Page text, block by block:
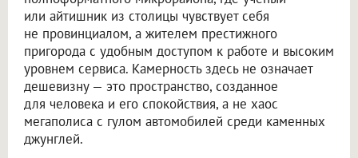
или айтишник из столицы чувствует себя
не провинциалом, а жителем престижного
пригорода с удобным доступом к работе и высоким
уровнем сервиса. Камерность здесь не означает
дешевизну — это пространство, созданное
для человека и его спокойствия, а не хаос
мегаполиса с гулом автомобилей среди каменных
джунглей.